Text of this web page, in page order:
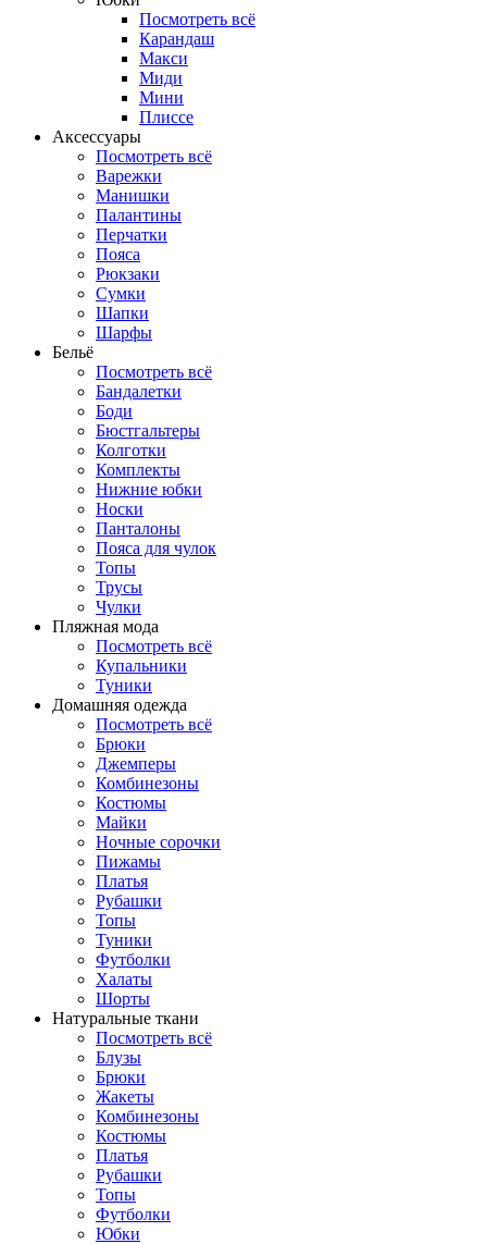
Посмотреть всё
Карандаш
Макси
Миди
Мини
Плиссе
Аксессуары
Посмотреть всё
Варежки
Манишки
Палантины
Перчатки
Пояса
Рюкзаки
Сумки
Шапки
Шарфы
Бельё
Посмотреть всё
Бандалетки
Боди
Бюстгальтеры
Колготки
Комплекты
Нижние юбки
Носки
Панталоны
Поясa для чулок
Топы
Трусы
Чулки
Пляжная мода
Посмотреть всё
Купальники
Туники
Домашняя одежда
Посмотреть всё
Брюки
Джемперы
Комбинезоны
Костюмы
Майки
Ночные сорочки
Пижамы
Платья
Рубашки
Топы
Туники
Футболки
Халаты
Шорты
Натуральные ткани
Посмотреть всё
Блузы
Брюки
Жакеты
Комбинезоны
Костюмы
Платья
Рубашки
Топы
Футболки
Юбки